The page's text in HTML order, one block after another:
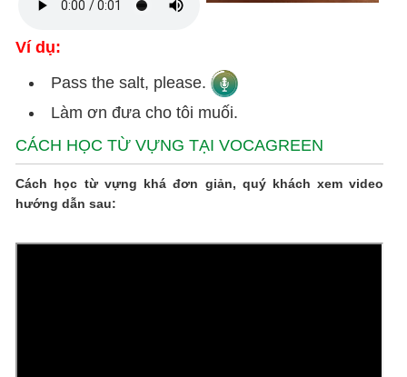
Ví dụ:
Pass the salt, please.
Làm ơn đưa cho tôi muối.
CÁCH HỌC TỪ VỰNG TẠI VOCAGREEN
Cách học từ vựng khá đơn giản, quý khách xem video
hướng dẫn sau: